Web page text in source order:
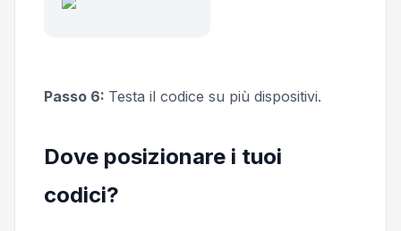
Passo 6: Testa il codice su più dispositivi.
Dove posizionare i tuoi
codici?